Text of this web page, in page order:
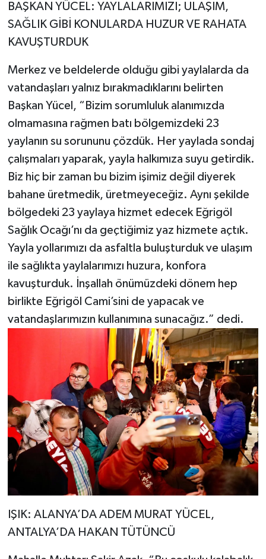
BAŞKAN YÜCEL: YAYLALARIMIZI; ULAŞIM,
SAĞLIK GİBİ KONULARDA HUZUR VE RAHATA
KAVUŞTURDUK
Merkez ve beldelerde olduğu gibi yaylalarda da
vatandaşları yalnız bırakmadıklarını belirten
Başkan Yücel, “Bizim sorumluluk alanımızda
olmamasına rağmen batı bölgemizdeki 23
yaylanın su sorununu çözdük. Her yaylada sondaj
çalışmaları yaparak, yayla halkımıza suyu getirdik.
Biz hiç bir zaman bu bizim işimiz değil diyerek
bahane üretmedik, üretmeyeceğiz. Aynı şekilde
bölgedeki 23 yaylaya hizmet edecek Eğrigöl
Sağlık Ocağı’nı da geçtiğimiz yaz hizmete açtık.
Yayla yollarımızı da asfaltla buluşturduk ve ulaşım
ile sağlıkta yaylalarımızı huzura, konfora
kavuşturduk. İnşallah önümüzdeki dönem hep
birlikte Eğrigöl Cami’sini de yapacak ve
vatandaşlarımızın kullanımına sunacağız.” dedi.
IŞIK: ALANYA’DA ADEM MURAT YÜCEL,
ANTALYA’DA HAKAN TÜTÜNCÜ